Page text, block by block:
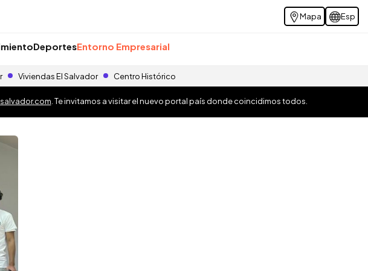
Mapa Esp
DeportesEntorno Empresarial
Viviendas El Salvador Centro Histórico
. Te invitamos a visitar el nuevo portal país donde coincidimos todos.